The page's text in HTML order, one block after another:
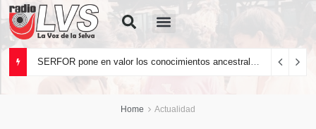
Home Actualidad